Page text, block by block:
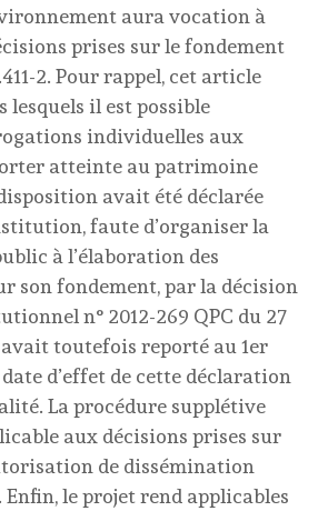
aura vocation à
prises sur le fondement
2. Pour rappel, cet article
lesquels il est possible
individuelles aux
atteinte au patrimoine
avait été déclarée
faute d’organiser la
à l’élaboration des
son fondement, par la décision
n° 2012-269 QPC du 27
toutefois reporté au 1er
d’effet de cette déclaration
La procédure supplétive
aux décisions prises sur
de dissémination
Enfin, le projet rend applicables